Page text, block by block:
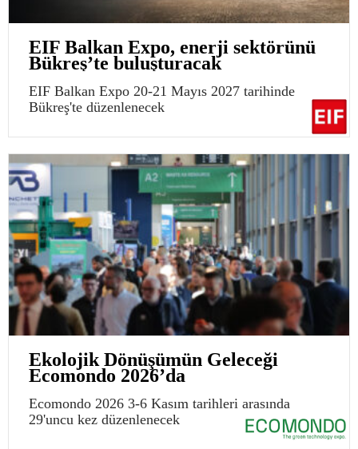
EIF Balkan Expo, enerji sektörünü
Bükreş’te buluşturacak
EIF Balkan Expo 20-21 Mayıs 2027 tarihinde
Bükreş'te düzenlenecek
Ekolojik Dönüşümün Geleceği
Ecomondo 2026’da
Ecomondo 2026 3-6 Kasım tarihleri arasında
29'uncu kez düzenlenecek